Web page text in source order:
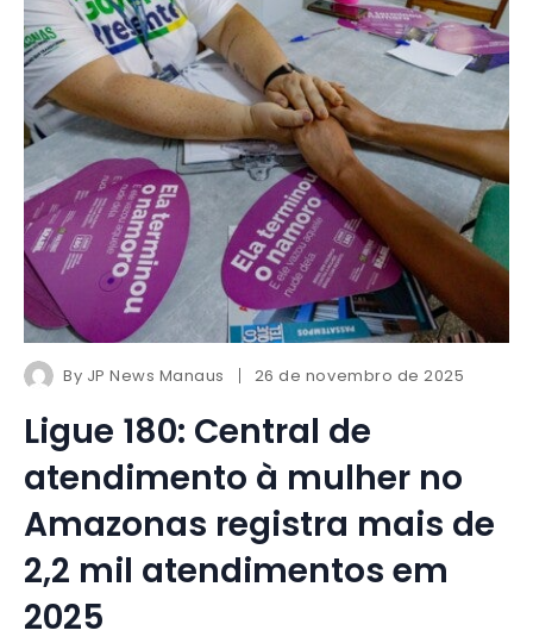
By JP News Manaus 26 de novembro de 2025
Ligue 180: Central de
atendimento à mulher no
Amazonas registra mais de
2,2 mil atendimentos em
2025